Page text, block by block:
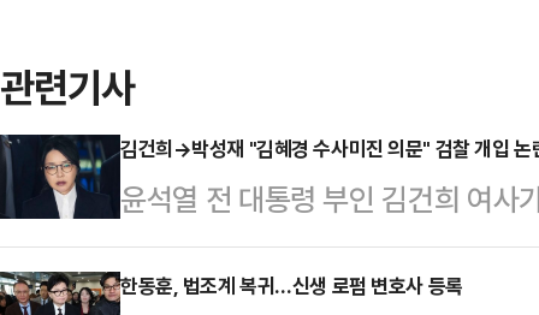
관련기사
김건희→박성재 "김혜경 수사미진 의문" 검찰 개입
윤석열 전 대통령 부인 김건희 여사
그램 메시지가 법정에 공개되면서
위로 떠오르고 있다. 논란이 사실로
한동훈, 법조계 복귀…신생 로펌 변호사 등록